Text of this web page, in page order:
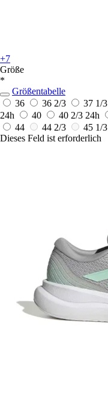
+7
Größe
*
Größentabelle
36
36 2/3 37 1/3
24h
40 40 2/3 24h
44
44 2/3
45 1/3
Dieses Feld ist erforderlich